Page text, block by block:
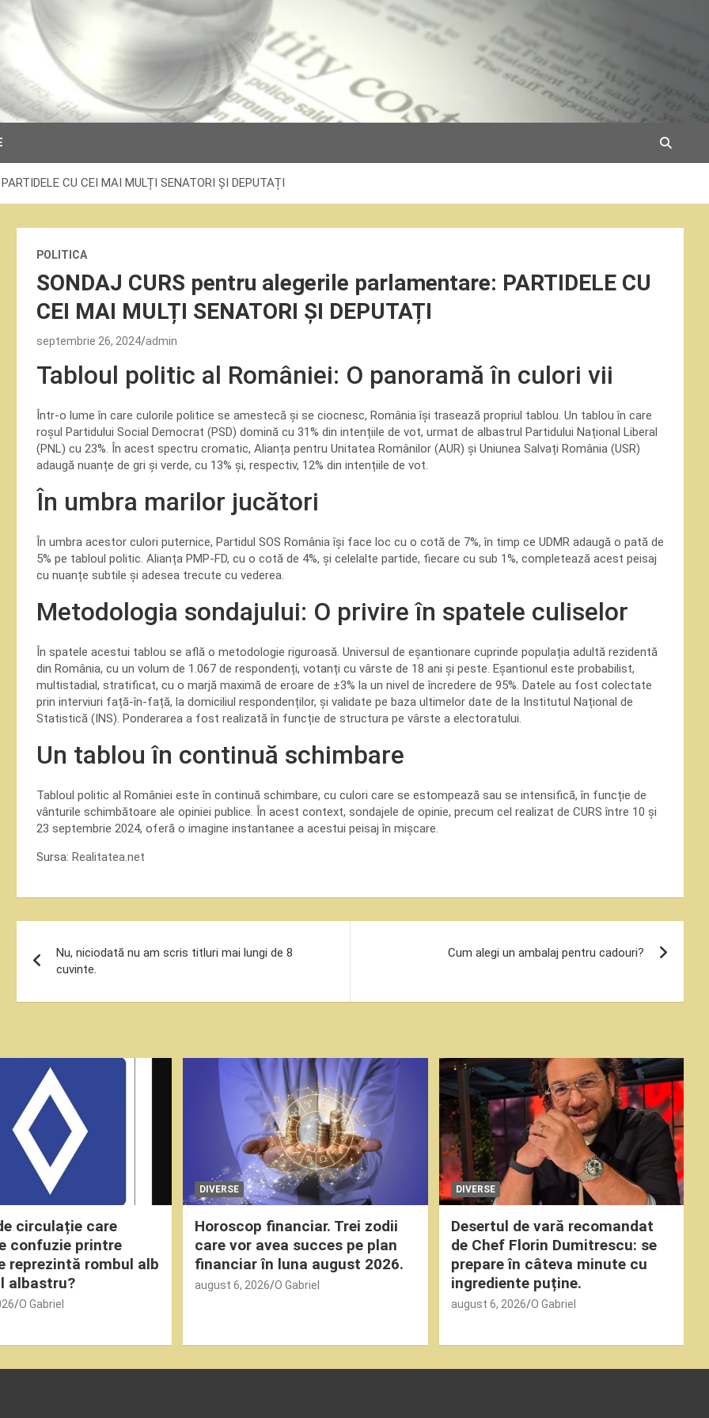
CU CEI MAI MULȚI SENATORI ȘI DEPUTAȚI
POLITICA
SONDAJ CURS pentru alegerile parlamentare: PARTIDELE CU
CEI MAI MULȚI SENATORI ȘI DEPUTAȚI
septembrie 26, 2024 admin
Tabloul politic al României: O panoramă în culori vii
Într-o lume în care culorile politice se amestecă și se ciocnesc, România își trasează propriul tablou. Un tablou în care
roșul Partidului Social Democrat (PSD) domină cu 31% din intențiile de vot, urmat de albastrul Partidului Național Liberal
(PNL) cu 23%. În acest spectru cromatic, Alianța pentru Unitatea Românilor (AUR) și Uniunea Salvați România (USR)
adaugă nuanțe de gri și verde, cu 13% și, respectiv, 12% din intențiile de vot.
În umbra marilor jucători
În umbra acestor culori puternice, Partidul SOS România își face loc cu o cotă de 7%, în timp ce UDMR adaugă o pată de
5% pe tabloul politic. Alianța PMP-FD, cu o cotă de 4%, și celelalte partide, fiecare cu sub 1%, completează acest peisaj
cu nuanțe subtile și adesea trecute cu vederea.
Metodologia sondajului: O privire în spatele culiselor
În spatele acestui tablou se află o metodologie riguroasă. Universul de eșantionare cuprinde populația adultă rezidentă
din România, cu un volum de 1.067 de respondenți, votanți cu vârste de 18 ani și peste. Eșantionul este probabilist,
multistadial, stratificat, cu o marjă maximă de eroare de ±3% la un nivel de încredere de 95%. Datele au fost colectate
prin interviuri față-în-față, la domiciliul respondenților, și validate pe baza ultimelor date de la Institutul Național de
Statistică (INS). Ponderarea a fost realizată în funcție de structura pe vârste a electoratului.
Un tablou în continuă schimbare
Tabloul politic al României este în continuă schimbare, cu culori care se estompează sau se intensifică, în funcție de
vânturile schimbătoare ale opiniei publice. În acest context, sondajele de opinie, precum cel realizat de CURS între 10 și
23 septembrie 2024, oferă o imagine instantanee a acestui peisaj în mișcare.
Sursa: Realitatea.net
în
articole
Nu, niciodată nu am scris titluri mai lungi de 8
cuvinte.
Cum alegi un ambalaj pentru cadouri?
circulație care
confuzie printre
reprezintă rombul alb
albastru?
O Gabriel
DIVERSE
Horoscop financiar. Trei zodii
care vor avea succes pe plan
financiar în luna august 2026.
august 6, 2026 O Gabriel
DIVERSE
Desertul de vară recomandat
de Chef Florin Dumitrescu: se
prepare în câteva minute cu
ingrediente puține.
august 6, 2026 O Gabriel